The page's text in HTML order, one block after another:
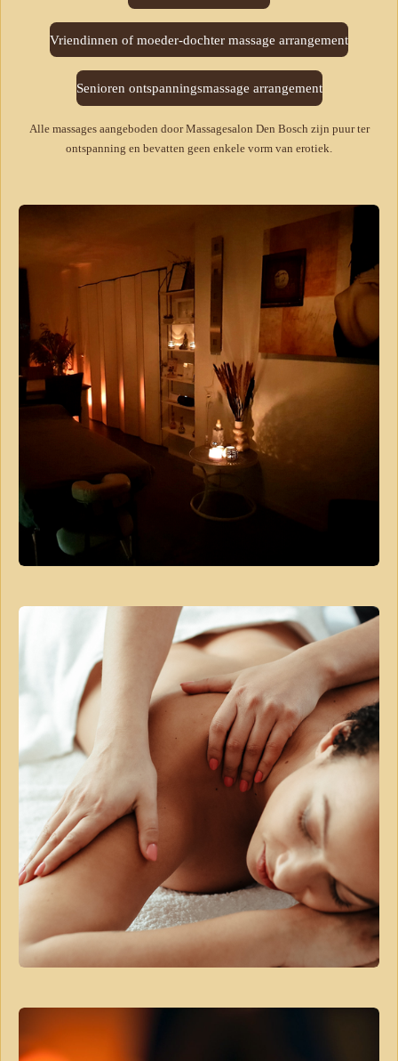
Vriendinnen of moeder-dochter massage arrangement
Senioren ontspanningsmassage arrangement
Alle massages aangeboden door Massagesalon Den Bosch zijn puur ter
ontspanning en bevatten geen enkele vorm van erotiek.